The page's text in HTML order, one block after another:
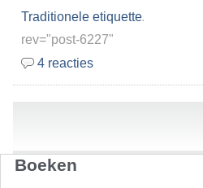
Traditionele etiquette.
rev="post-6227"
4 reacties
Boeken